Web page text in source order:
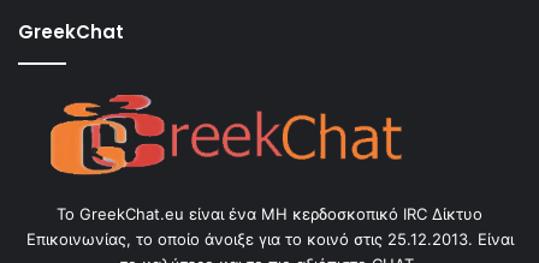
GreekChat
Το GreekChat.eu είναι ένα ΜΗ κερδοσκοπικό IRC Δίκτυο
Επικοινωνίας, το οποίο άνοιξε για το κοινό στις 25.12.2013. Είναι